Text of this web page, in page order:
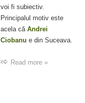
voi fi subiectiv.
Principalul motiv este
acela că Andrei
Ciobanu e din Suceava.
Read more »